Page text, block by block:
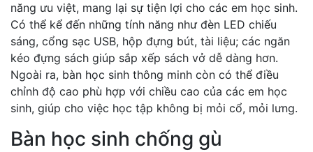
năng ưu việt, mang lại sự tiện lợi cho các em học sinh.
Có thể kể đến những tính năng như đèn LED chiếu
sáng, cổng sạc USB, hộp đựng bút, tài liệu; các ngăn
kéo đựng sách giúp sắp xếp sách vở dễ dàng hơn.
Ngoài ra, bàn học sinh thông minh còn có thể điều
chỉnh độ cao phù hợp với chiều cao của các em học
sinh, giúp cho việc học tập không bị mỏi cổ, mỏi lưng.
Bàn học sinh chống gù